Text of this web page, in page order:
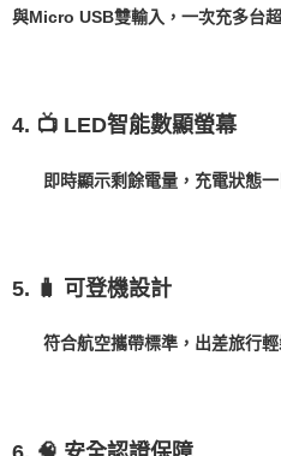
與Micro USB雙輸入，一次充多台超
4. 📺 LED智能數顯螢幕
即時顯示剩餘電量，充電狀態一
5. 🧳 可登機設計
符合航空攜帶標準，出差旅行輕